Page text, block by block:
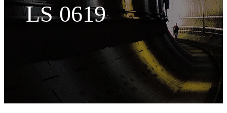
LS 0619